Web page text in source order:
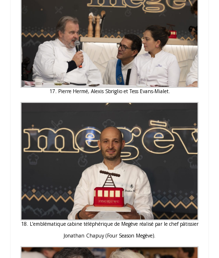
17. Pierre Hermé, Alexis Sbriglio et Tess Evans-Mialet.
18. L’emblématique cabine téléphérique de Megève réalisé par le chef pâtissier
Jonathan Chapuy (Four Season Megève).